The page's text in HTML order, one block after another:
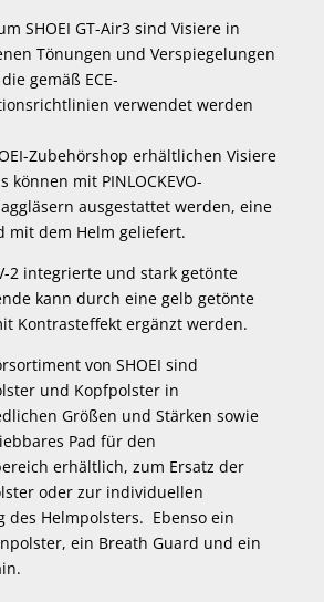
SHOEI GT-Air3 sind Visiere in
Tönungen und Verspiegelungen
gemäß ECE-
verwendet werden
Zubehörshop erhältlichen Visiere
können mit PINLOCKEVO-
ausgestattet werden, eine
mit dem Helm geliefert.
2 integrierte und stark getönte
kann durch eine gelb getönte
Kontrasteffekt ergänzt werden.
von SHOEI sind
und Kopfpolster in
Größen und Stärken sowie
Pad für den
erhältlich, zum Ersatz der
oder zur individuellen
des Helmpolsters. Ebenso ein
ein Breath Guard und ein